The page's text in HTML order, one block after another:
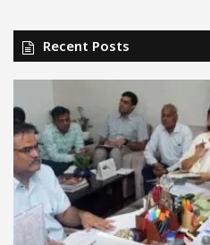
Recent Posts